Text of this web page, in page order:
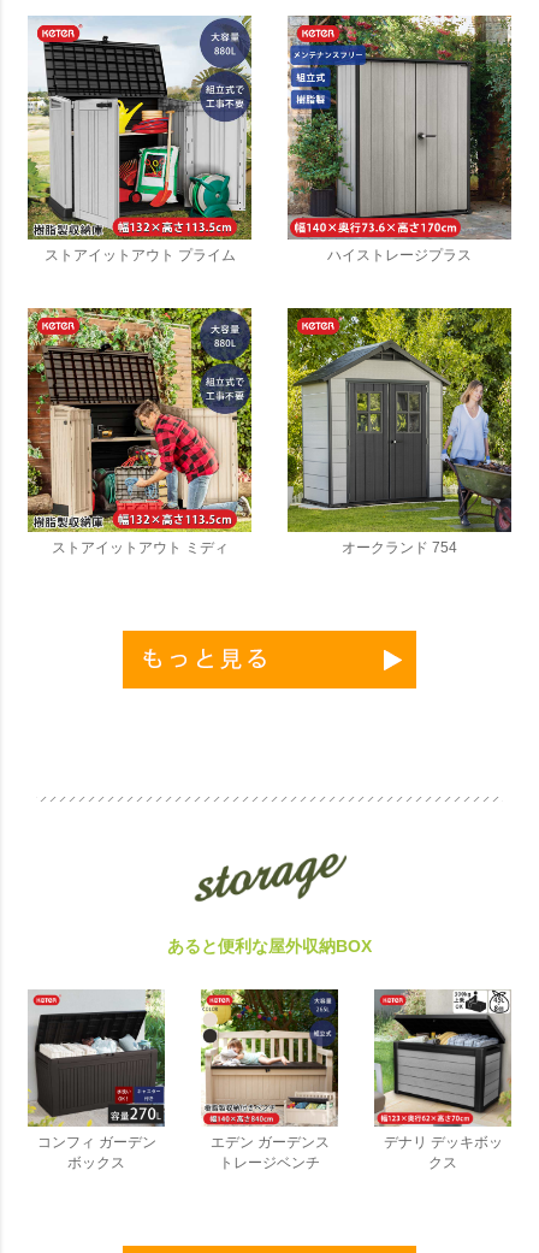
ストアイットアウト プライム ハイストレージプラス
ストアイットアウト ミディ オークランド 754
あると便利な屋外収納BOX
コンフィ ガーデン
ボックス
エデン ガーデンス
トレージベンチ
デナリ デッキボッ
クス